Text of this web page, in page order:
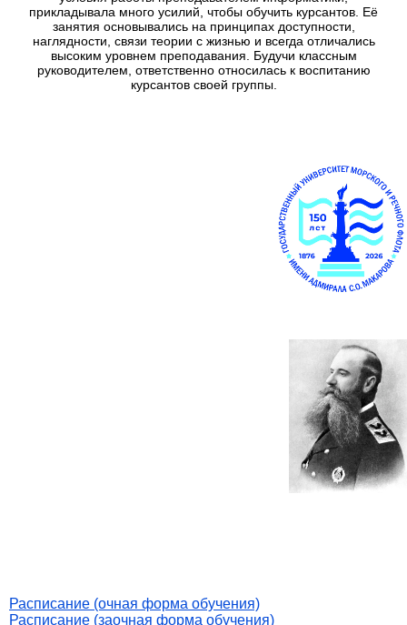
прикладывала много усилий, чтобы обучить курсантов. Её
занятия основывались на принципах доступности,
наглядности, связи теории с жизнью и всегда отличались
высоким уровнем преподавания. Будучи классным
руководителем, ответственно относилась к воспитанию
курсантов своей группы.
Расписание (очная форма обучения)
Расписание (заочная форма обучения)